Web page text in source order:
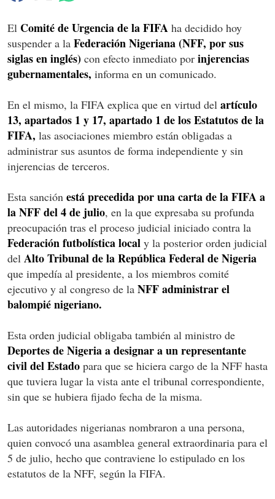
El Comité de Urgencia de la FIFA ha decidido hoy
suspender a la Federación Nigeriana (NFF, por sus
siglas en inglés) con efecto inmediato por injerencias
gubernamentales, informa en un comunicado.
En el mismo, la FIFA explica que en virtud del artículo
13, apartados 1 y 17, apartado 1 de los Estatutos de la
FIFA, las asociaciones miembro están obligadas a
administrar sus asuntos de forma independiente y sin
injerencias de terceros.
Esta sanción está precedida por una carta de la FIFA a
la NFF del 4 de julio, en la que expresaba su profunda
preocupación tras el proceso judicial iniciado contra la
Federación futbolística local y la posterior orden judicial
del Alto Tribunal de la República Federal de Nigeria
que impedía al presidente, a los miembros comité
ejecutivo y al congreso de la NFF administrar el
balompié nigeriano.
Esta orden judicial obligaba también al ministro de
Deportes de Nigeria a designar a un representante
civil del Estado para que se hiciera cargo de la NFF hasta
que tuviera lugar la vista ante el tribunal correspondiente,
sin que se hubiera fijado fecha de la misma.
Las autoridades nigerianas nombraron a una persona,
quien convocó una asamblea general extraordinaria para el
5 de julio, hecho que contraviene lo estipulado en los
estatutos de la NFF, según la FIFA.